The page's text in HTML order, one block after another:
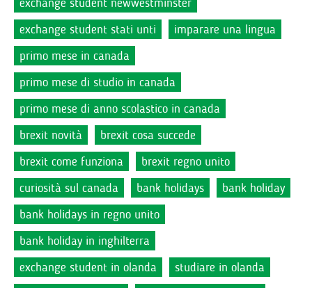
exchange student stati unti
imparare una lingua
primo mese in canada
primo mese di studio in canada
primo mese di anno scolastico in canada
brexit novità
brexit cosa succede
brexit come funziona
brexit regno unito
curiosità sul canada
bank holidays
bank holiday
bank holidays in regno unito
bank holiday in inghilterra
exchange student in olanda
studiare in olanda